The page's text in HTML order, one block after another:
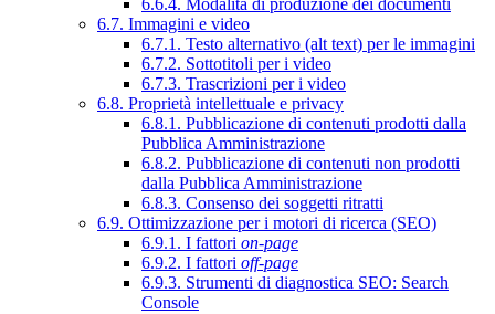
6.7. Immagini e video
6.7.1. Testo alternativo (alt text) per le immagini
6.7.2. Sottotitoli per i video
6.7.3. Trascrizioni per i video
6.8. Proprietà intellettuale e privacy
6.8.1. Pubblicazione di contenuti prodotti dalla
Pubblica Amministrazione
6.8.2. Pubblicazione di contenuti non prodotti
dalla Pubblica Amministrazione
6.8.3. Consenso dei soggetti ritratti
6.9. Ottimizzazione per i motori di ricerca (SEO)
6.9.1. I fattori on-page
6.9.2. I fattori off-page
6.9.3. Strumenti di diagnostica SEO: Search
Console